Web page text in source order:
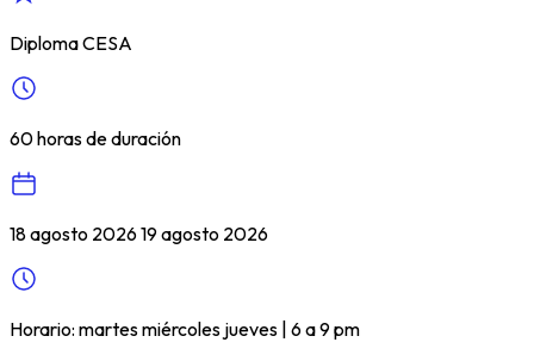
Diploma CESA
60 horas de duración
18 agosto 2026 19 agosto 2026
Horario: martes miércoles jueves | 6 a 9 pm